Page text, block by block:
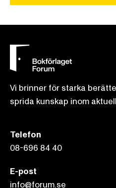
Vi brinner för starka
sprida kunskap inom
Telefon
08-696 84 40
E-post
info@forum.se